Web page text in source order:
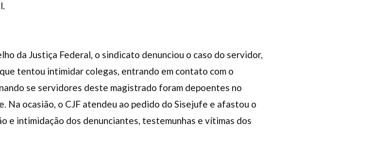
da Justiça Federal, o sindicato denunciou o caso do servidor,
tentou intimidar colegas, entrando em contato com o
se servidores deste magistrado foram depoentes no
Na ocasião, o CJF atendeu ao pedido do Sisejufe e afastou o
e intimidação dos denunciantes, testemunhas e vítimas dos